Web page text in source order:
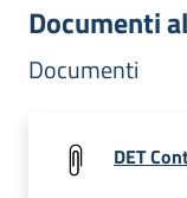
Documenti
Documenti
DET